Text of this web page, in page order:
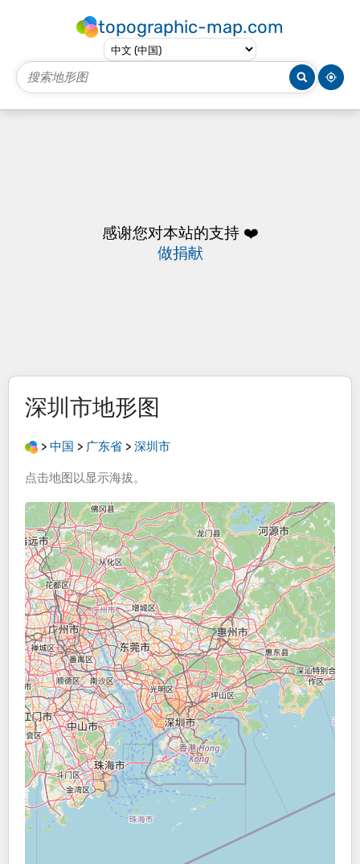
topographic-map.com
感谢您对本站的支持 ❤️
做捐献
深圳市地形图
> 中国 > 广东省 > 深圳市
点击地图 以显示海拔。